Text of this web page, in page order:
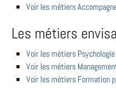
Voir les métiers
Les métiers
Voir les métiers Psychologie
Voir les métiers
Voir les métiers Formation